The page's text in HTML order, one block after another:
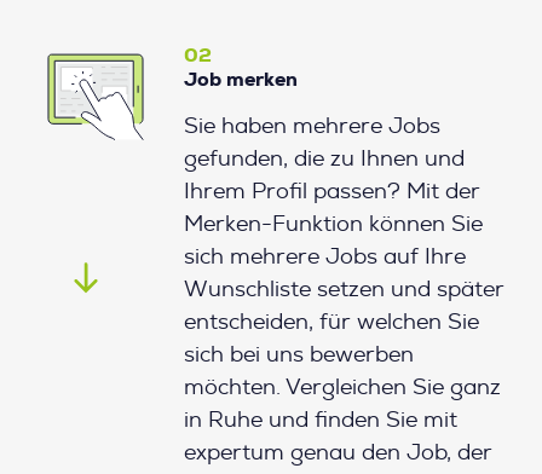
02
Job merken
Sie haben mehrere Jobs
gefunden, die zu Ihnen und
Ihrem Profil passen? Mit der
Merken-Funktion können Sie
sich mehrere Jobs auf Ihre
Wunschliste setzen und später
entscheiden, für welchen Sie
sich bei uns bewerben
möchten. Vergleichen Sie ganz
in Ruhe und finden Sie mit
expertum genau den Job, der